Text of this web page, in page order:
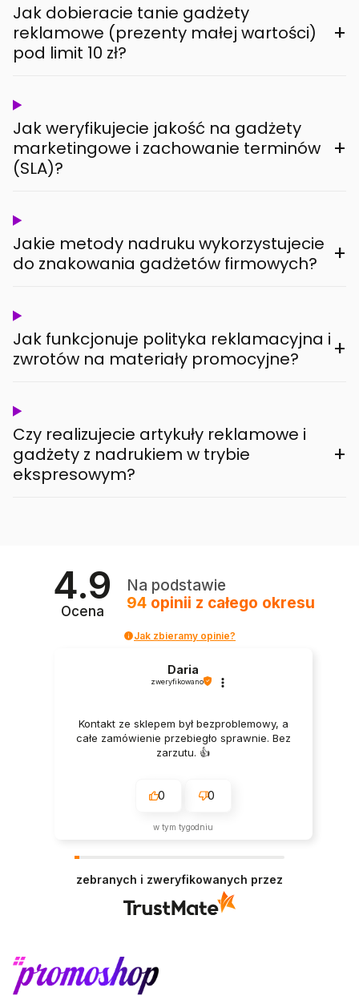
Jak dobieracie tanie gadżety
reklamowe (prezenty małej wartości)
pod limit 10 zł?
+
Jak weryfikujecie jakość na gadżety
marketingowe i zachowanie terminów
(SLA)?
+
Jakie metody nadruku wykorzystujecie
do znakowania gadżetów firmowych?
+
Jak funkcjonuje polityka reklamacyjna i
zwrotów na materiały promocyjne?
+
Czy realizujecie artykuły reklamowe i
gadżety z nadrukiem w trybie
ekspresowym?
+
4.9
Ocena
Na podstawie
94 opinii z całego okresu
Jak zbieramy opinie?
Daria
zweryfikowano
Kontakt ze sklepem był bezproblemowy, a
całe zamówienie przebiegło sprawnie. Bez
zarzutu. 👍️
0 0
w tym tygodniu
zebranych i zweryfikowanych przez